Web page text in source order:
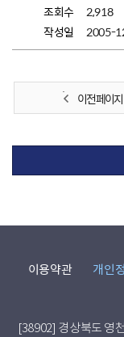
조회수
2,918
작성일
2005-
이전 페이지
이용약관 개인
[38902] 경상북도 영